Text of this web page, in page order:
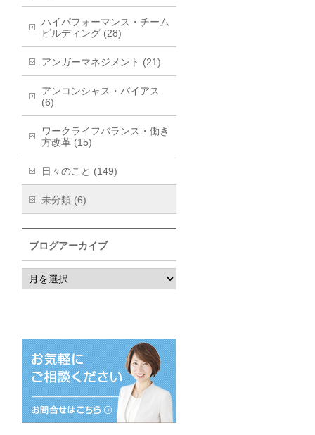
ハイパフォーマンス・チーム
ビルディング (28)
アンガーマネジメント (21)
アンコンシャス・バイアス
(6)
ワークライフバランス・働き
方改革 (15)
日々のこと (149)
未分類 (6)
ブログアーカイブ
ブ
ロ
カ
イ
ブ